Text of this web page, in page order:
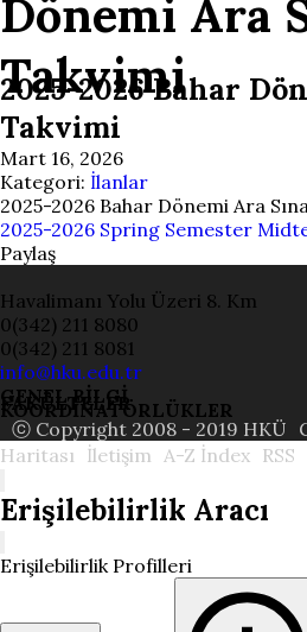
Dönemi Ara
Takvimi
2025-2026 Bahar
Takvimi
Mart 16, 2026
Kategori: İlanlar
2025-2026 Bahar Dönemi Ara
2025-2026 Spring Semester
Paylaş
Havalimanı Yolu Üzeri 8. Km
0(342) 211 8080
0(342) 211 8081
info@hku.edu.tr
GENEL BİLGİ
FAKÜLTELER
KOORDİNATÖRLÜKLER
ⓒ Copyright 2008 - 2019 HKÜ
Haritası İletişim A-Z İndex RSS
Erişilebilirlik Aracı
Erişilebilirlik Profilleri